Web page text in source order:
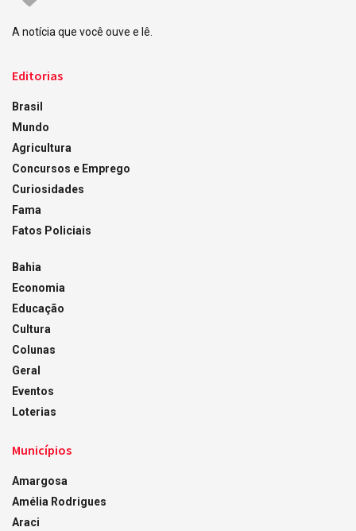
A notícia que você ouve e lê.
Editorias
Brasil
Mundo
Agricultura
Concursos e Emprego
Curiosidades
Fama
Fatos Policiais
Bahia
Economia
Educação
Cultura
Colunas
Geral
Eventos
Loterias
Municípios
Amargosa
Amélia Rodrigues
Araci